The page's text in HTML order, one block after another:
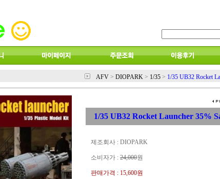
AFV > DIOPARK > 1/35 > 1/35 UB32 Rocket
1/35 UB32 Rocket Launcher 35%
제조회사 : DIOPARK
소비자가 : 24,000원
판매가격 : 15,600원